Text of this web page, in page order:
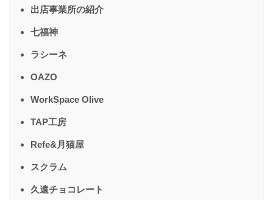
出店事業所の紹介
七福神
ラシーネ
OAZO
WorkSpace Olive
TAP工房
Refe&月猫屋
スクラム
久遠チョコレート